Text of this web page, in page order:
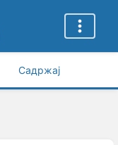
Садржај